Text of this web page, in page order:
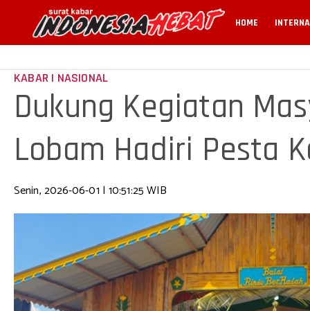
HOME
KABAR | NASIONAL
Dukung Kegiatan
Lobam Hadiri Pesta
Senin, 2026-06-01 | 10:51:25 WIB